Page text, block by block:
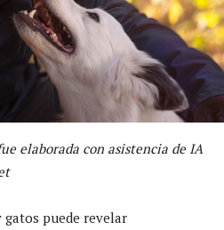
elaborada con asistencia de IA
puede revelar